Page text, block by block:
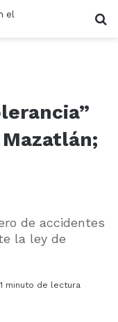
de accidentes
la ley de
1 minuto de lectura